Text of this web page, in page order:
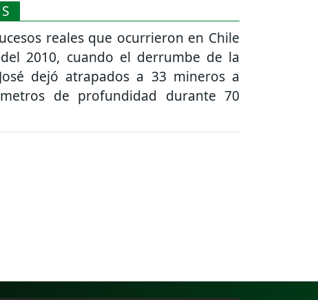
reales que ocurrieron en Chile
2010, cuando el derrumbe de la
dejó atrapados a 33 mineros a
de profundidad durante 70